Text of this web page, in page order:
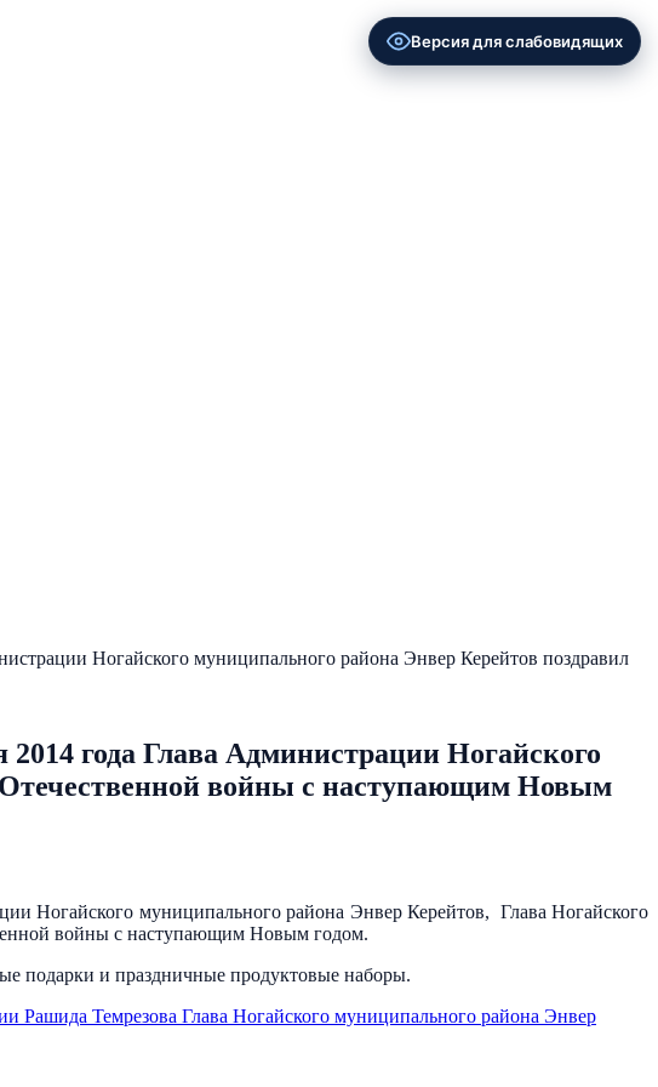
Ногайского муниципального района Энвер Керейтов поздравил
года Глава Администрации Ногайского
Отечественной войны с наступающим Новым
Ногайского муниципального района Энвер Керейтов, Глава Ногайского
войны с наступающим Новым годом.
подарки и праздничные продуктовые наборы.
Рашида Темрезова Глава Ногайского муниципального района Энвер
Версия для слабовидящих